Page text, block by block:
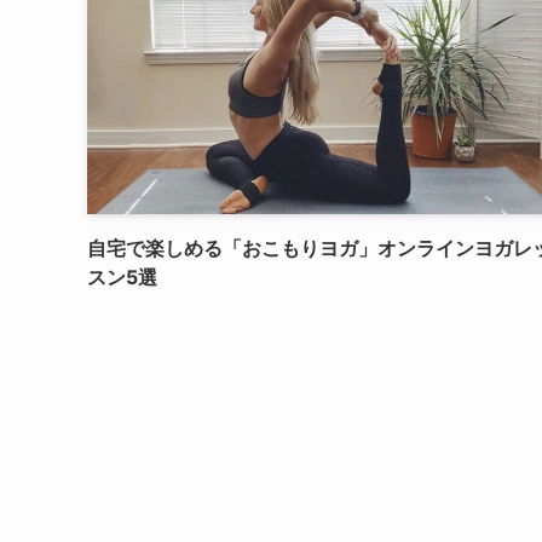
自宅で楽しめる「おこもりヨガ」オンラインヨガレ
スン5選